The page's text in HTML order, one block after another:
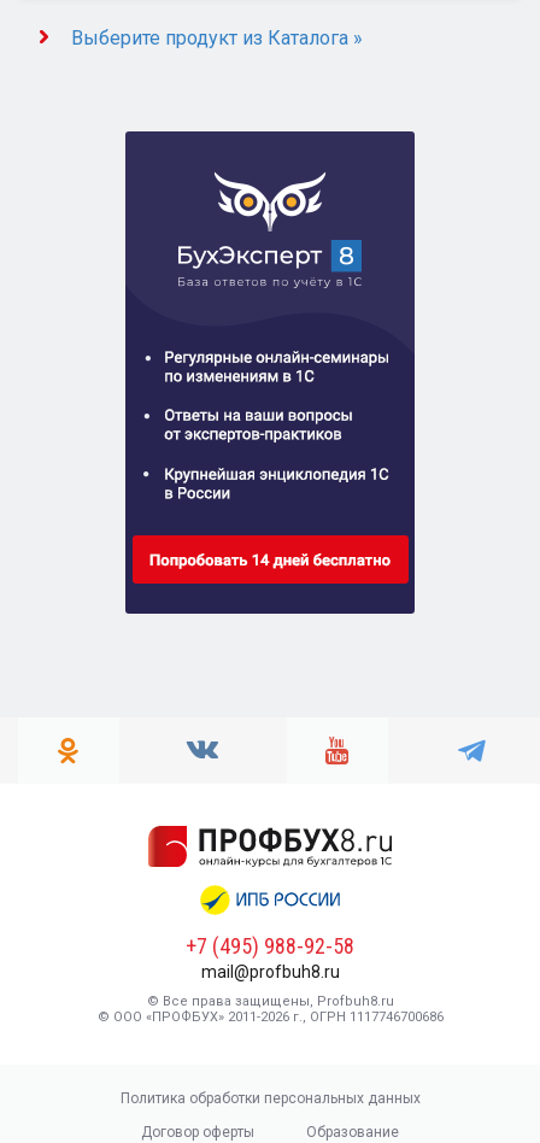
Выберите продукт из Каталога »
+7 (495) 988-92-58
mail@profbuh8.ru
© Все права защищены, Profbuh8.ru
© ООО «ПРОФБУХ» 2011-2026 г., ОГРН 1117746700686
Политика обработки персональных данных
Договор оферты
Образование